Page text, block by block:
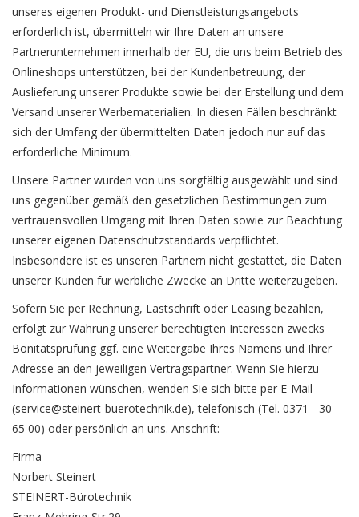
unseres eigenen Produkt- und Dienstleistungsangebots
erforderlich ist, übermitteln wir Ihre Daten an unsere
Partnerunternehmen innerhalb der EU, die uns beim Betrieb des
Onlineshops unterstützen, bei der Kundenbetreuung, der
Auslieferung unserer Produkte sowie bei der Erstellung und dem
Versand unserer Werbematerialien. In diesen Fällen beschränkt
sich der Umfang der übermittelten Daten jedoch nur auf das
erforderliche Minimum.
Unsere Partner wurden von uns sorgfältig ausgewählt und sind
uns gegenüber gemäß den gesetzlichen Bestimmungen zum
vertrauensvollen Umgang mit Ihren Daten sowie zur Beachtung
unserer eigenen Datenschutzstandards verpflichtet.
Insbesondere ist es unseren Partnern nicht gestattet, die Daten
unserer Kunden für werbliche Zwecke an Dritte weiterzugeben.
Sofern Sie per Rechnung, Lastschrift oder Leasing bezahlen,
erfolgt zur Wahrung unserer berechtigten Interessen zwecks
Bonitätsprüfung ggf. eine Weitergabe Ihres Namens und Ihrer
Adresse an den jeweiligen Vertragspartner. Wenn Sie hierzu
Informationen wünschen, wenden Sie sich bitte per E-Mail
(service@steinert-buerotechnik.de), telefonisch (Tel. 0371 - 30
65 00) oder persönlich an uns. Anschrift:
Firma
Norbert Steinert
STEINERT-Bürotechnik